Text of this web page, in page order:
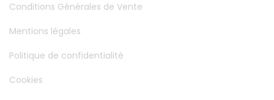
Conditions Générales de Vente
Mentions légales
Politique de confidentialité
Cookies